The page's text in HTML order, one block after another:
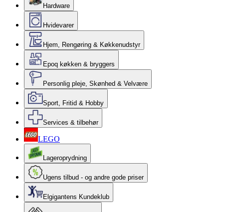
Hardware
Hvidevarer
Hjem, Rengøring & Køkkenudstyr
Epoq køkken & bryggers
Personlig pleje, Skønhed & Velvære
Sport, Fritid & Hobby
Services & tilbehør
LEGO
Lageroprydning
Ugens tilbud - og andre gode priser
Elgigantens Kundeklub